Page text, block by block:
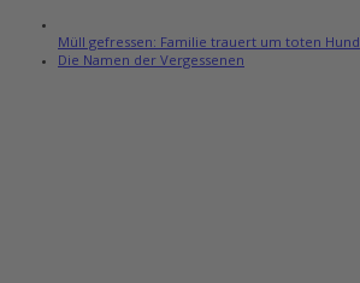
Müll gefressen: Familie trauert um toten Hund
Die Namen der Vergessenen